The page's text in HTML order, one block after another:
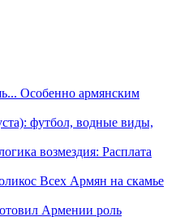
Особенно армянским
футбол, водные виды,
возмездия: Расплата
Всех Армян на скамье
Армении роль